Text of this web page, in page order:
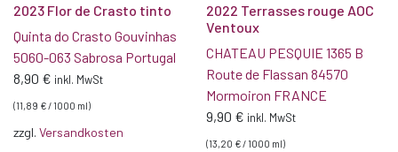
2023 Flor de Crasto tinto
Quinta do Crasto Gouvinhas
5060-063 Sabrosa Portugal
8,90 € inkl. MwSt
(11,89 €/ 1000 ml)
zzgl. Versandkosten
2022 Terrasses rouge AOC
Ventoux
CHATEAU PESQUIE 1365 B
Route de Flassan 84570
Mormoiron FRANCE
9,90 € inkl. MwSt
(13,20 €/ 1000 ml)